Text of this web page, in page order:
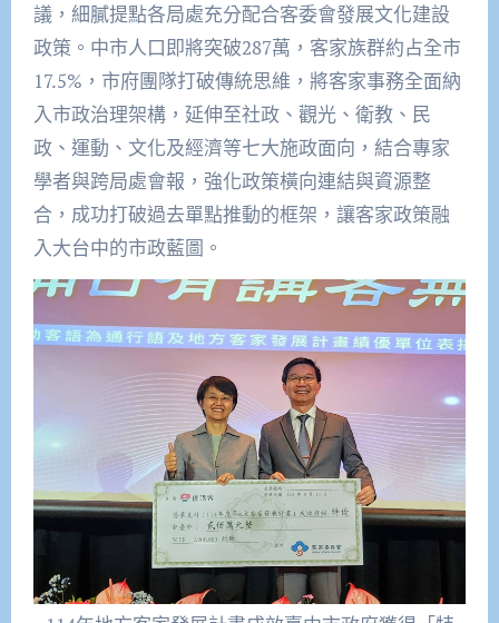
議，細膩提點各局處充分配合客委會發展文化建設
政策。中市人口即將突破287萬，客家族群約占全市
17.5%，市府團隊打破傳統思維，將客家事務全面納
入市政治理架構，延伸至社政、觀光、衛教、民
政、運動、文化及經濟等七大施政面向，結合專家
學者與跨局處會報，強化政策橫向連結與資源整
合，成功打破過去單點推動的框架，讓客家政策融
入大台中的市政藍圖。